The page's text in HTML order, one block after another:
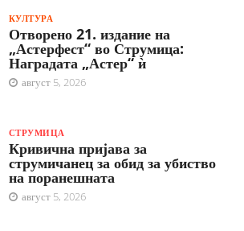
КУЛТУРА
Отворено 21. издание на
„Астерфест“ во Струмица:
Наградата „Астер“ ѝ
август 5, 2026
СТРУМИЦА
Кривична пријава за
струмичанец за обид за убиство
на поранешната
август 5, 2026